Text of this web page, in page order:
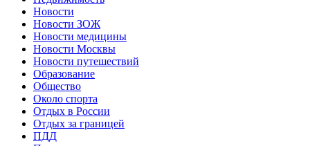
Новости
Новости ЗОЖ
Новости медицины
Новости Москвы
Новости путешествий
Образование
Общество
Около спорта
Отдых в России
Отдых за границей
ПДД